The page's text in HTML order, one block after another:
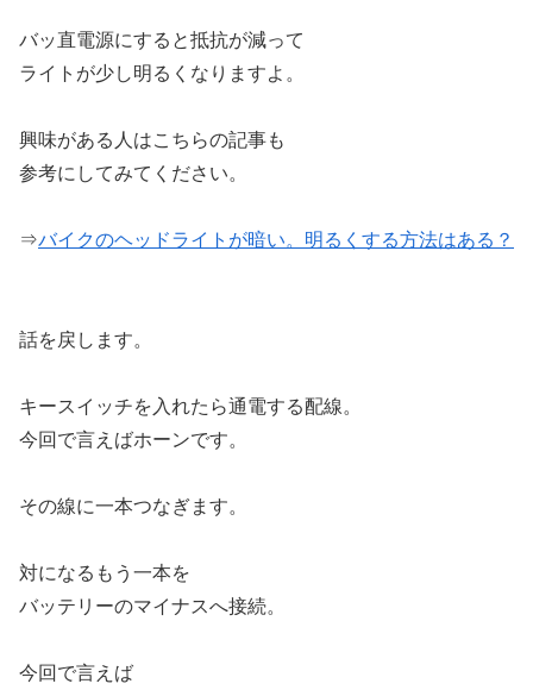
バッ直電源にすると抵抗が減って
ライトが少し明るくなりますよ。
興味がある人はこちらの記事も
参考にしてみてください。
⇒バイクのヘッドライトが暗い。明るくする方法はある？
話を戻します。
キースイッチを入れたら通電する配線。
今回で言えばホーンです。
その線に一本つなぎます。
対になるもう一本を
バッテリーのマイナスへ接続。
今回で言えば